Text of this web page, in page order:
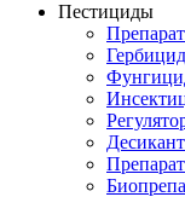
Пестициды